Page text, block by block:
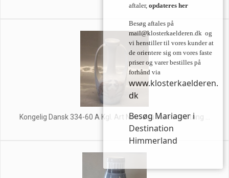
Kongelig Dansk 334-60 A Kgl. Art Nouveau vase med tang ...
aftaler, opdateres her
Besøg aftales på
mail@klosterkaelderen.dk og
vi henstiller til vores kunder at
de orientere sig om vores faste
priser og varer bestilles på
forhånd via
www.klosterkaelderen.
dk
Besøg Mariager i
Destination
Himmerland